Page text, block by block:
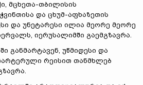
მცხეთა-თბილისის
და ცხუმ-აფხაზეთის
და უნეტარესი ილია მეორე მეორე
იერუსალიმში გაემგზავრა.
განმარტავენ, უწმიდესი და
რეისით თანმხლებ